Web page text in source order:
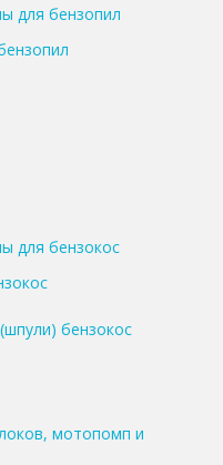
для бензопил
для бензокос
бензокос
мотопомп и